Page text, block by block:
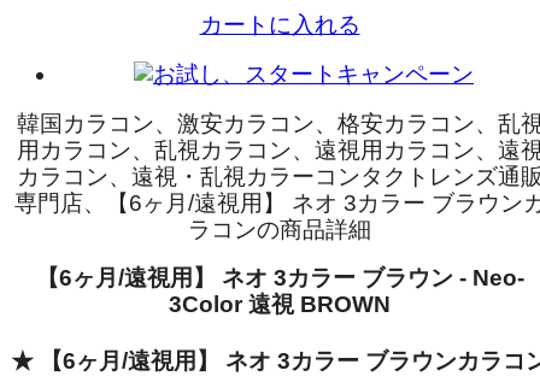
カートに入れる
韓国カラコン、激安カラコン、格安カラコン、乱
用カラコン、乱視カラコン、遠視用カラコン、遠
カラコン、遠視・乱視カラーコンタクトレンズ通
専門店、【6ヶ月/遠視用】 ネオ 3カラー ブラウン
ラコンの商品詳細
【6ヶ月/遠視用】 ネオ 3カラー ブラウン - Neo-
3Color 遠視 BROWN
★ 【6ヶ月/遠視用】 ネオ 3カラー ブラウンカラコ